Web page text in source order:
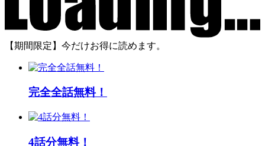
【期間限定】今だけお得に読めます。
完全全話無料！
4話分無料！